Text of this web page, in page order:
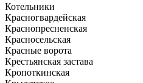
Котельники
Красногвардейская
Краснопресненская
Красносельская
Красные ворота
Крестьянская застава
Кропоткинская